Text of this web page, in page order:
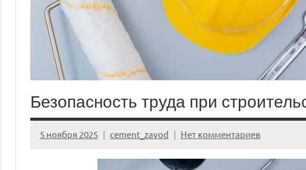
Безопасность труда при
5 ноября 2025 cement_zavod Нет комментариев